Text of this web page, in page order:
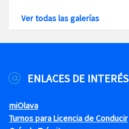
Ver todas las galerías
ENLACES DE INTERÉS
miOlava
Turnos para Licencia de Conducir